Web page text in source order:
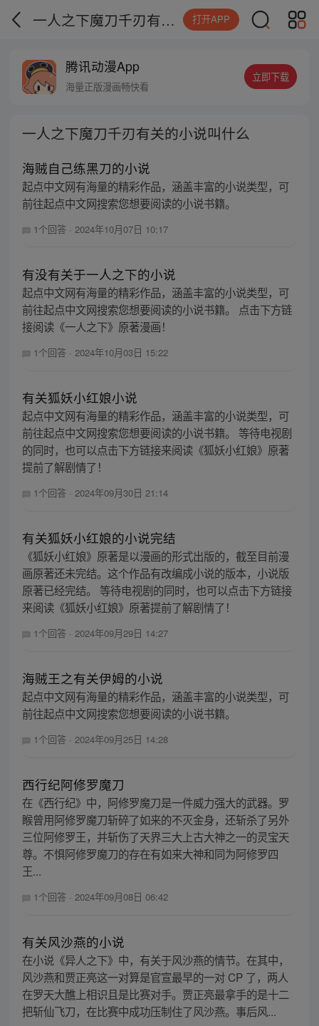
一人之下魔刀千刃有关的小说叫什么 打开APP
腾讯动漫App
海量正版漫画畅快看
立即下载
一人之下魔刀千刃有关的小说叫什么
海贼自己练黑刀的小说
起点中文网有海量的精彩作品，涵盖丰富的小说类型，可
前往起点中文网搜索您想要阅读的小说书籍。
1个回答 · 2024年10月07日 10:17
有没有关于一人之下的小说
起点中文网有海量的精彩作品，涵盖丰富的小说类型，可
前往起点中文网搜索您想要阅读的小说书籍。 点击下方链
接阅读《一人之下》原著漫画！
1个回答 · 2024年10月03日 15:22
有关狐妖小红娘小说
起点中文网有海量的精彩作品，涵盖丰富的小说类型，可
前往起点中文网搜索您想要阅读的小说书籍。 等待电视剧
的同时，也可以点击下方链接来阅读《狐妖小红娘》原著
提前了解剧情了！
1个回答 · 2024年09月30日 21:14
有关狐妖小红娘的小说完结
《狐妖小红娘》原著是以漫画的形式出版的，截至目前漫
画原著还未完结。这个作品有改编成小说的版本，小说版
原著已经完结。 等待电视剧的同时，也可以点击下方链接
来阅读《狐妖小红娘》原著提前了解剧情了！
1个回答 · 2024年09月29日 14:27
海贼王之有关伊姆的小说
起点中文网有海量的精彩作品，涵盖丰富的小说类型，可
前往起点中文网搜索您想要阅读的小说书籍。
1个回答 · 2024年09月25日 14:28
西行纪阿修罗魔刀
在《西行纪》中，阿修罗魔刀是一件威力强大的武器。罗
睺曾用阿修罗魔刀斩碎了如来的不灭金身，还斩杀了另外
三位阿修罗王，并斩伤了天界三大上古大神之一的灵宝天
尊。不惧阿修罗魔刀的存在有如来大神和同为阿修罗四
王...
1个回答 · 2024年09月08日 06:42
有关风沙燕的小说
在小说《异人之下》中，有关于风沙燕的情节。在其中，
风沙燕和贾正亮这一对算是官宣最早的一对 CP 了，两人
在罗天大醮上相识且是比赛对手。贾正亮最拿手的是十二
把斩仙飞刀，在比赛中成功压制住了风沙燕。事后风...